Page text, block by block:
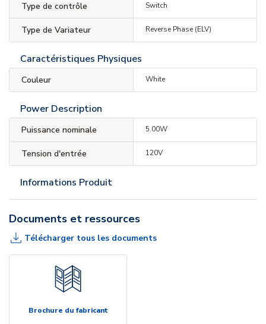
Type de contrôle Switch
Type de Variateur Reverse Phase (ELV)
Caractéristiques Physiques
Couleur White
Power Description
Puissance nominale 5.00W
Tension d'entrée 120V
Informations Produit
Documents et ressources
Télécharger tous les documents
Brochure du fabricant